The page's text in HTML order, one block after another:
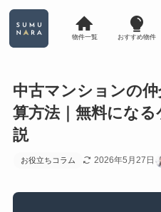
物件一覧 おすすめ物件
中古マンションの
算方法｜無料にな
説
お役立ちコラム 2026年5月27日